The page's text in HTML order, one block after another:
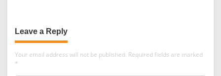
Leave a Reply
Your email address will not be published. Required fields are marked
*